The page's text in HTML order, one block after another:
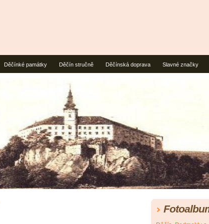
Děčínké památky Děčín stručně Děčínská doprava Slavné značky